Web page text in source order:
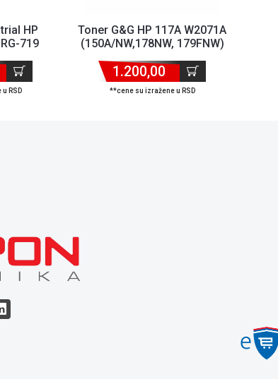
HP
719
RSD
Toner G&G HP 117A W2071A
(150A/NW,178NW, 179FNW)
1.200,00
**cene su izražene u RSD